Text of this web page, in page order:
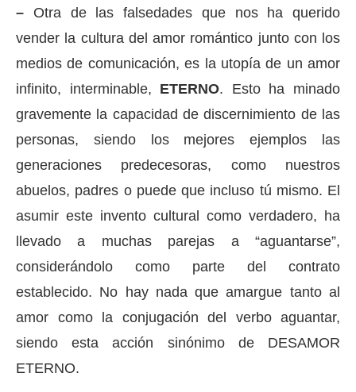
– Otra de las falsedades que nos ha querido
vender la cultura del amor romántico junto con los
medios de comunicación, es la utopía de un amor
infinito, interminable, ETERNO. Esto ha minado
gravemente la capacidad de discernimiento de las
personas, siendo los mejores ejemplos las
generaciones predecesoras, como nuestros
abuelos, padres o puede que incluso tú mismo. El
asumir este invento cultural como verdadero, ha
llevado a muchas parejas a “aguantarse”,
considerándolo como parte del contrato
establecido. No hay nada que amargue tanto al
amor como la conjugación del verbo aguantar,
siendo esta acción sinónimo de DESAMOR
ETERNO.